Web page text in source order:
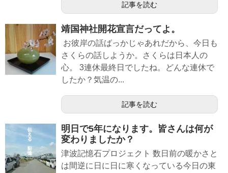
記事を読む
靖国神社開花宣言だってよ。
お彼岸の話ばっかじゃあれだから、今日も
さくらの話しようか。さくらは日本人の
心。 3連休最終日でしたね。どんな連休で
したか？気温の...
記事を読む
明日で5年になります。皆さんは何が
変わりましたか？
津波記憶石プロジェクト 数日前の暖かさと
は間逆に日に日に寒くなっている今日の東